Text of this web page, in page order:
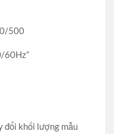
500
60Hz”
đổi khối lượng mẫu